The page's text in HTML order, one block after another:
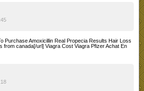
Purchase Amoxicillin Real Propecia Results Hair Loss
from canada[/url] Viagra Cost Viagra Pfizer Achat En